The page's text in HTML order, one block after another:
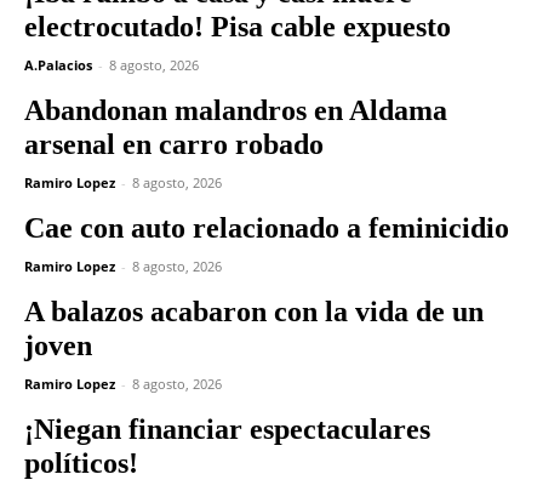
electrocutado! Pisa cable expuesto
A.Palacios - 8 agosto, 2026
Abandonan malandros en Aldama
arsenal en carro robado
Ramiro Lopez - 8 agosto, 2026
Cae con auto relacionado a feminicidio
Ramiro Lopez - 8 agosto, 2026
A balazos acabaron con la vida de un
joven
Ramiro Lopez - 8 agosto, 2026
¡Niegan financiar espectaculares
políticos!